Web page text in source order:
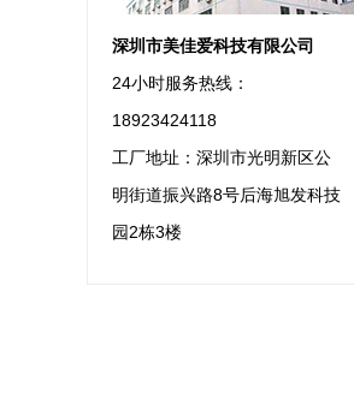
深圳市美佳爱科技有限公司
24小时服务热线：
18923424118
工厂地址：深圳市光明新区公
明街道振兴路8号后海旭发科技
园2栋3楼